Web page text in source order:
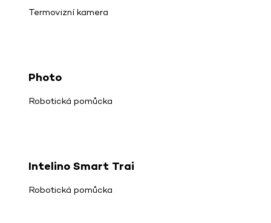
Termovizní kamera
Photo
Robotická pomůcka
Intelino Smart Trai
Robotická pomůcka